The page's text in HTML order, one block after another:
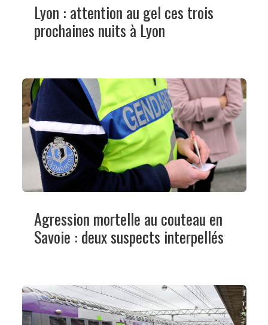
Lyon : attention au gel ces trois
prochaines nuits à Lyon
Agression mortelle au couteau en
Savoie : deux suspects interpellés